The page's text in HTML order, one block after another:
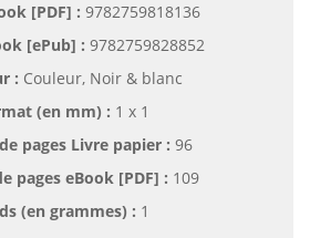
[PDF] : 9782759818136
[ePub] : 9782759828852
: Couleur, Noir & blanc
(en mm) : 1 x 1
pages Livre papier : 96
pages eBook [PDF] : 109
(en grammes) : 1